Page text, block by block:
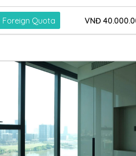
Foreign Quota VNĐ